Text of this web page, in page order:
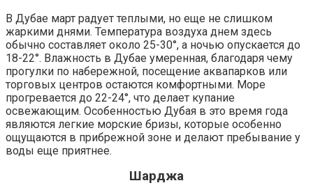
В Дубае март радует теплыми, но еще не слишком
жаркими днями. Температура воздуха днем здесь
обычно составляет около 25-30°, а ночью опускается до
18-22°. Влажность в Дубае умеренная, благодаря чему
прогулки по набережной, посещение аквапарков или
торговых центров остаются комфортными. Море
прогревается до 22-24°, что делает купание
освежающим. Особенностью Дубая в это время года
являются легкие морские бризы, которые особенно
ощущаются в прибрежной зоне и делают пребывание у
воды еще приятнее.
Шарджа